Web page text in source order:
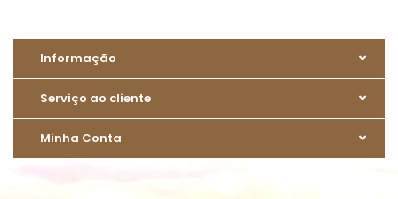
Informação
Serviço ao cliente
Minha Conta